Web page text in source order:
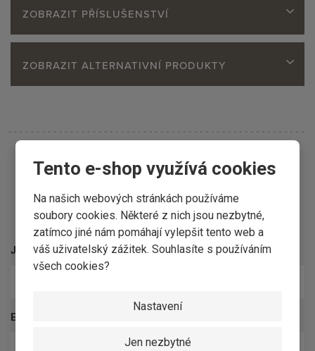
Tento e-shop využívá cookies
Na našich webových stránkách používáme
soubory cookies. Některé z nich jsou nezbytné,
zatímco jiné nám pomáhají vylepšit tento web a
váš uživatelský zážitek. Souhlasíte s používáním
všech cookies?
Nastavení
Jen nezbytné
ZOBRAZIT PŘÍSLUŠENSTVÍ
ZOBRAZIT ALTERNATIVNÍ PRODUKTY
Kontaktní formulář
Jméno a příjmení*
E-mail